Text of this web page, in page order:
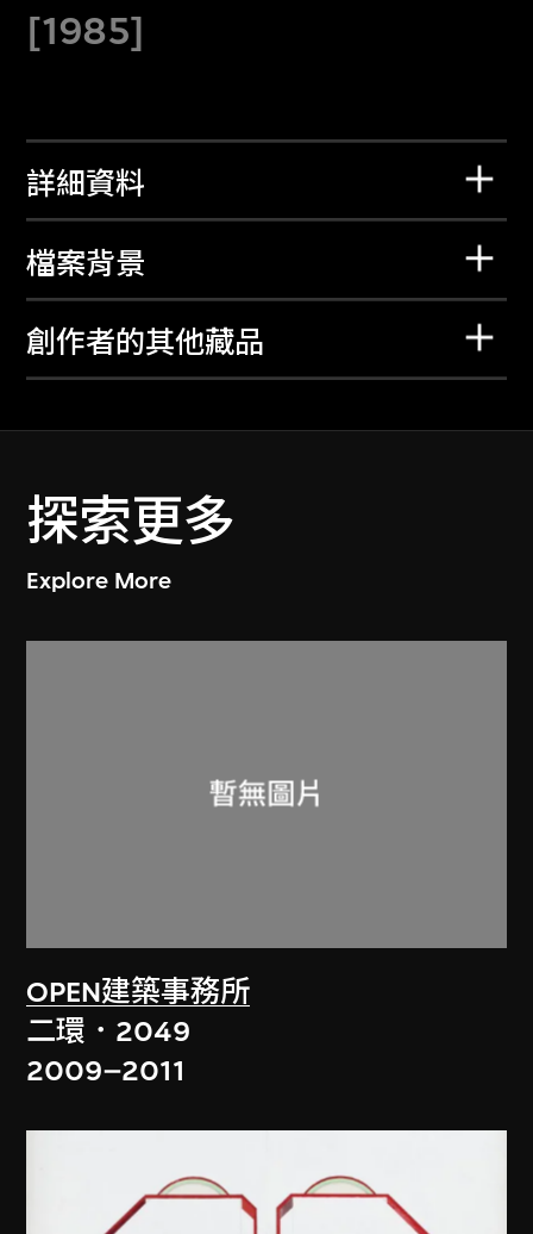
[1985]
詳細資料
檔案背景
創作者的其他藏品
探索更多
Explore More
OPEN建築事務所
二環．2049
2009–2011